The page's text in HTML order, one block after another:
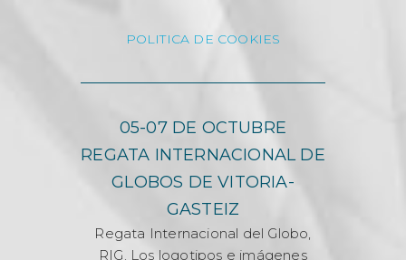
POLITICA DE COOKIES
05-07 DE OCTUBRE
REGATA INTERNACIONAL DE
GLOBOS DE VITORIA-
GASTEIZ
Regata Internacional del Globo,
RIG. Los logotipos e imágenes